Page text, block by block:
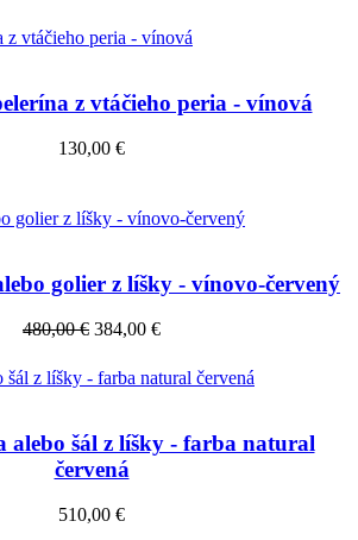
z vtáčieho peria - vínová
130,00 €
golier z líšky - vínovo-červený
480,00 € 384,00 €
alebo šál z líšky - farba natural
červená
510,00 €